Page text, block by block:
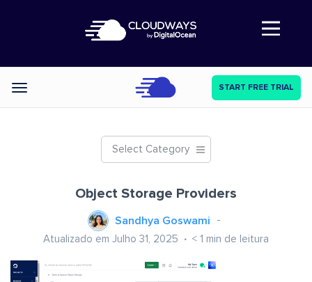
Abre a navegação
Categories START FREE TRIAL
Select Category
Object Storage Providers
Sandhya Goswami
Atualizado em Julho 31, 2025 < 1 min de leitura